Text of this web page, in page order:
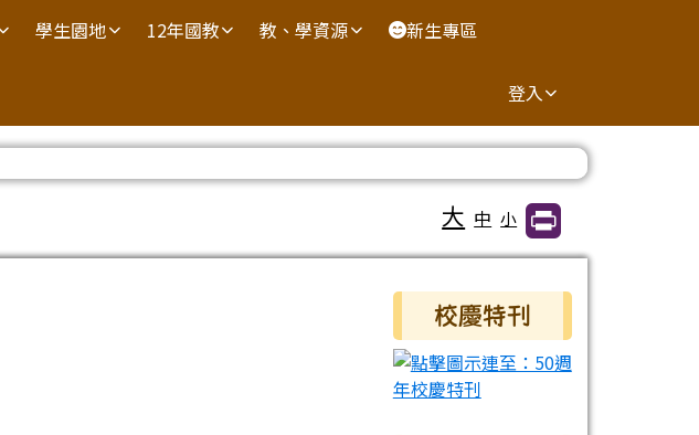
學生園地 12年國教 教、學資源 新生專區
登入
大 中 小
右邊區域內容
校慶特刊